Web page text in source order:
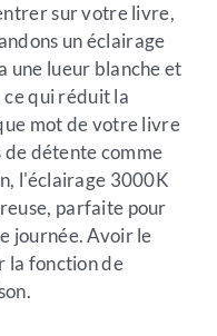
sur votre livre,
un éclairage
une lueur blanche et
qui réduit la
mot de votre livre
de détente comme
l'éclairage 3000K
parfaite pour
journée. Avoir le
la fonction de